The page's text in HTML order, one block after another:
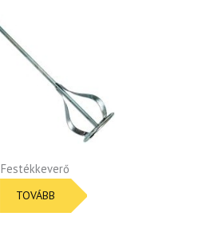
Festékkeverő
TOVÁBB